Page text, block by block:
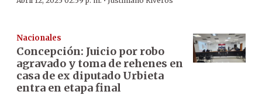
Nacionales
Concepción: Juicio por robo
agravado y toma de rehenes en
casa de ex diputado Urbieta
entra en etapa final